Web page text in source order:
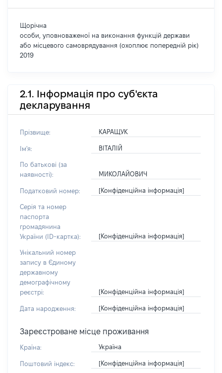
Щорічна
особи, уповноваженої на виконання функцій держави
або місцевого самоврядування (охоплює попередній рік)
2019
2.1. Інформація про суб'єкта
декларування
Прізвище: КАРАЩУК
Ім'я: ВІТАЛІЙ
По батькові (за
наявності):
МИКОЛАЙОВИЧ
Податковий номер: [Конфіденційна інформація]
Серія та номер
паспорта
громадянина
України (ID-картка):
[Конфіденційна інформація]
Унікальний номер
запису в Єдиному
державному
демографічному
реєстрі:
[Конфіденційна інформація]
Дата народження: [Конфіденційна інформація]
Зареєстроване місце проживання
Країна: Україна
Поштовий індекс: [Конфіденційна інформація]